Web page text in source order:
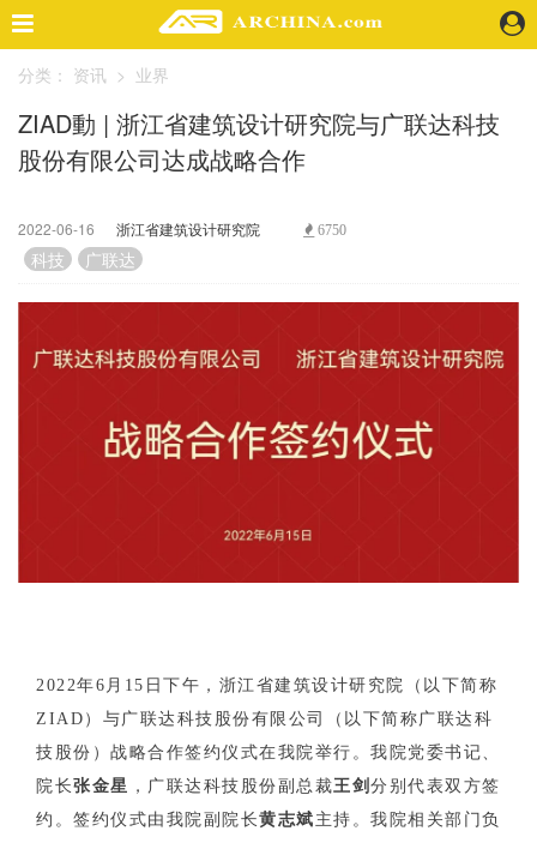
精选案例
建 筑
景 观
视 频
头条资讯
机 构
快速搜索
广告投放
关于我们
联系我们
分类： 资讯 > 业界
ZIAD動 | 浙江省建筑设计研究院与广联达科技
股份有限公司达成战略合作
2022-06-16 浙江省建筑设计研究院 6750
科技 广联达
2022年6月15日下午，浙江省建筑设计研究院（以下简称
ZIAD）与广联达科技股份有限公司（以下简称广联达科
技股份）战略合作签约仪式在我院举行。我院党委书记、
院长张金星 ，广联达科技股份副总裁王剑 分别代表双方签
约。签约仪式由我院副院长黄志斌 主持。我院相关部门负